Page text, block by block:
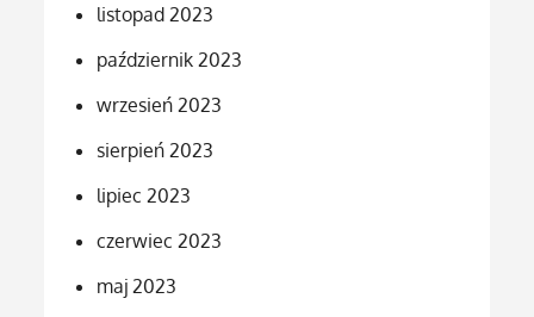
listopad 2023
październik 2023
wrzesień 2023
sierpień 2023
lipiec 2023
czerwiec 2023
maj 2023